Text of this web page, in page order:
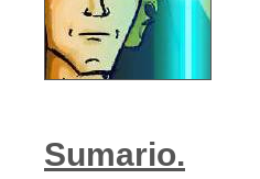
Sumario.